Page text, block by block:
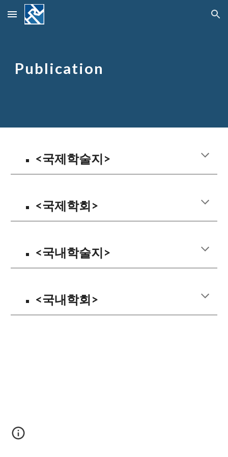
Skip to main content Skip to navigation
Publication
<국제학술지>
<국제학회>
<국내학술지>
<국내학회>